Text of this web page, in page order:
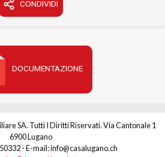
CONDIVIDI
DOCUMENTAZIONE
SA. Tutti I Diritti Riservati. Via Cantonale 1
6900 Lugano
- E-mail: info@casalugano.ch